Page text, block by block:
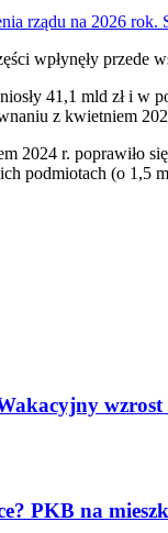
rządu na 2026 rok.
wpłynęły
41,1 mld zł i w
z kwietniem
2024 r. poprawiło
podmiotach (o 1,5
wzrost
PKB na